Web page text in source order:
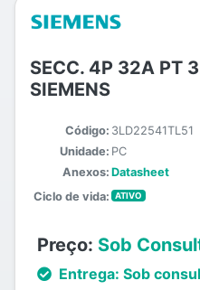
SECC. 4P 32A PT
SIEMENS
Código: 3LD22541TL51
Unidade: PC
Anexos: Datasheet
Ciclo de vida:
ATIVO
Preço: Sob
Entrega: Sob